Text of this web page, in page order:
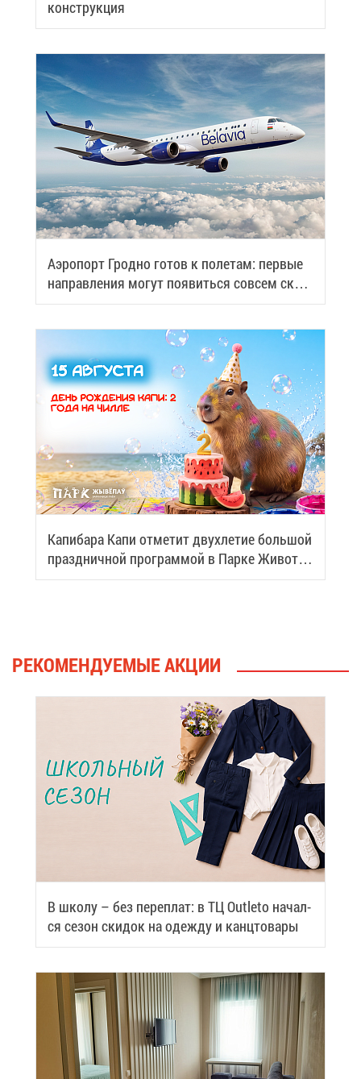
кон­струк­ция
Аэро­порт Грод­но го­тов к по­ле­там: пер­вые
на­прав­ле­ния мо­гут по­явить­ся со­всем ско­
ро
Ка­пи­ба­ра Ка­пи от­ме­тит двух­ле­тие боль­шой
празд­нич­ной про­грам­мой в Пар­ке Жи­вот­
ных
РЕ­КО­МЕН­ДУ­Е­МЫЕ АК­ЦИИ
В шко­лу – без пе­ре­плат: в ТЦ Outleto на­чал­
ся се­зон ски­док на одеж­ду и канц­то­ва­ры